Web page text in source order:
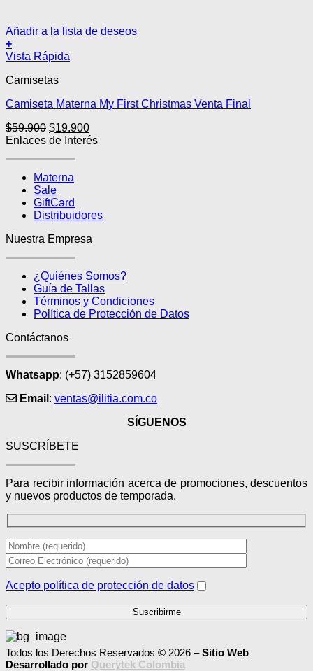
Añadir a la lista de deseos
+
Este
tiene
variantes.
opciones
se
pueden
página
producto
Vista Rápida
Camisetas
Camiseta Materna My First Christmas Venta Final
$59.900 El
precio
$59.900.
$19.900El
precio
Enlaces de Interés
Materna
Sale
GiftCard
Distribuidores
Nuestra Empresa
¿Quiénes Somos?
Guía de Tallas
Términos y Condiciones
Política de Protección de Datos
Contáctanos
Whatsapp: (+57) 3152859604
Email : ventas@ilitia.com.co
SÍGUENOS
SUSCRÍBETE
Para recibir información acerca de promociones, descuentos
y nuevos productos de temporada.
Acepto política de protección de datos
Todos los Derechos Reservados © 2026 –Sitio Web
Desarrollado por Querytek Colombia